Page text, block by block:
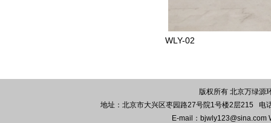
WLY-02
版权所有 北京万绿源
地址：北京市大兴区枣园路27号院1号楼2层215
E-mail：bjwly123@sina.com